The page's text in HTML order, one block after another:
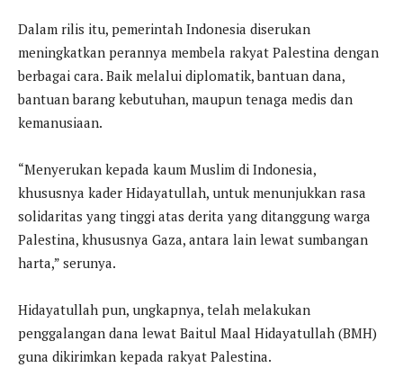
Dalam rilis itu, pemerintah Indonesia diserukan
meningkatkan perannya membela rakyat Palestina dengan
berbagai cara. Baik melalui diplomatik, bantuan dana,
bantuan barang kebutuhan, maupun tenaga medis dan
kemanusiaan.
“Menyerukan kepada kaum Muslim di Indonesia,
khususnya kader Hidayatullah, untuk menunjukkan rasa
solidaritas yang tinggi atas derita yang ditanggung warga
Palestina, khususnya Gaza, antara lain lewat sumbangan
harta,” serunya.
Hidayatullah pun, ungkapnya, telah melakukan
penggalangan dana lewat Baitul Maal Hidayatullah (BMH)
guna dikirimkan kepada rakyat Palestina.